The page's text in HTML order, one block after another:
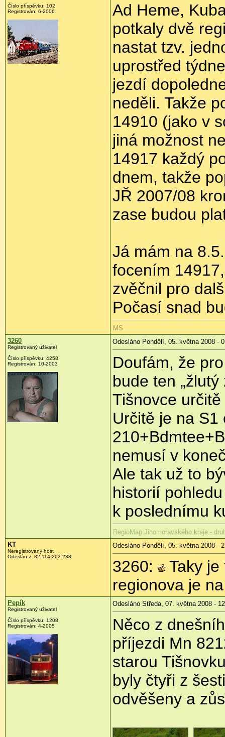
Číslo příspěvku: 102
Registrován: 6-2006
Ad Heme,
potkaly dvě
nastat tzv.
uprostřed
jezdí
neděli. Takže
14910 (jako v
jiná možnost
14917 každý
dnem, takže
JŘ 2007/08
zase budou
Já mám na
focením
zvěčnil pro
Počasí snad
MS
3260
Registrovaný uživatel
Číslo příspěvku: 4258
Registrován: 10-2003
Odesláno Pondělí, 05. května 2008 -
Doufám, že
bude ten
Tišnovce
Určitě je na
nemusí v
Ale tak už to
historií
k poslednímu
RegioMap Jihomoravského kraje -
KT
Neregistrovaný host
Odeslán z: 82.114.202.238
Odesláno Pondělí, 05. května 2008 -
3260:
Taky
regionova je
Pepík
Registrovaný uživatel
Číslo příspěvku: 1208
Registrován: 4-2005
Odesláno Středa, 07. května 2008 -
Něco z
příjezdi Mn
starou
byly čtyři z
odvěšeny a